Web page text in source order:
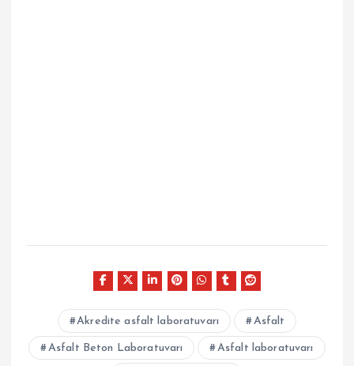
Akredite asfalt laboratuvarı Asfalt
Asfalt Beton Laboratuvarı Asfalt laboratuvarı